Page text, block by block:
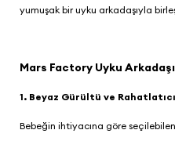
yumuşak bir uyku arkadaşıyla
Mars Factory Uyku
1. Beyaz Gürültü ve
Bebeğin ihtiyacına göre